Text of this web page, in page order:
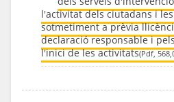
l'activitat dels ciutadans i
sotmetiment a prèvia
declaració responsable i
l'inici de les activitats(Pdf,